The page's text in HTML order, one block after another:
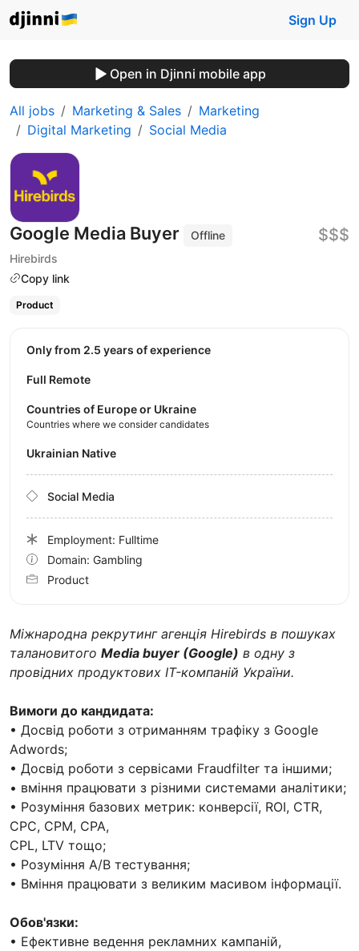
Sign Up
Open in Djinni mobile app
All jobs Marketing & Sales
Marketing
Digital Marketing
Social Media
Google Media Buyer
Offline
Hirebirds
Copy link
$$$
Product
Міжнародна рекрутинг агенція Hirebirds в пошуках
талановитого Media buyer (Google) в одну з
провідних продуктових IT-компаній України.
Вимоги до кандидата:
• Досвід роботи з отриманням трафіку з Google
Adwords;
• Досвід роботи з сервісами Fraudfilter та іншими;
• вміння працювати з різними системами аналітики;
• Розуміння базових метрик: конверсії, ROI, CTR,
CPC, CPM, CPA,
CPL, LTV тощо;
• Розуміння А/В тестування;
• Вміння працювати з великим масивом інформації.
Обов'язки:
• Ефективне ведення рекламних кампаній,
Only from 2.5 years of experience
Full Remote
Countries of Europe or Ukraine
Countries where we consider candidates
Ukrainian Native
Social Media
Employment: Fulltime
Domain: Gambling
Product